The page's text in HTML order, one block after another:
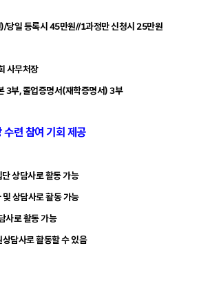
당일 등록시 45만원//1과정만 신청시 25만원
사무처장
3부, 졸업증명서(재학증명서) 3부
련 참여 기회 제공
상담사로 활동 가능
상담사로 활동 가능
사로 활동 가능
담사로 활동할 수 있음